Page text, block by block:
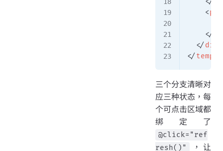
    <
p
    </
  </
div
</
三个分支清晰对
应三种状态，每
个可点击区域都
绑定了
@click="ref
resh()"
，让